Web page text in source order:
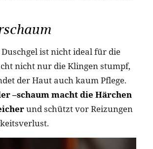
ist nicht ideal für die
nicht nur die Klingen stumpf,
der Haut auch kaum Pflege.
–schaum macht die Härchen
und schützt vor Reizungen